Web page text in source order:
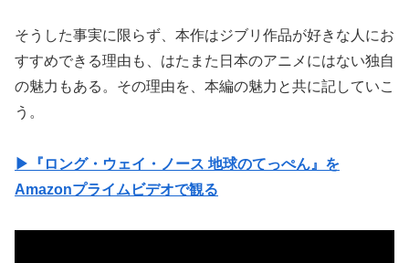
そうした事実に限らず、本作はジブリ作品が好きな人にお
すすめできる理由も、はたまた日本のアニメにはない独自
の魅力もある。その理由を、本編の魅力と共に記していこ
う。
▶『ロング・ウェイ・ノース 地球のてっぺん』を
Amazonプライムビデオで観る